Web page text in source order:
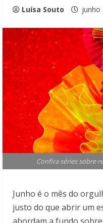
Luísa Souto junho
Confira séries sobre
Junho é o mês do
justo do que abrir um
abordam a fundo